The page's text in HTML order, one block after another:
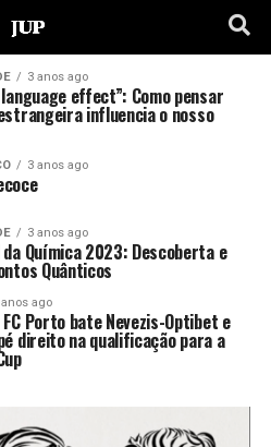
3 anos ago
effect”: Como pensar
influencia o nosso
3 anos ago
3 anos ago
da Química 2023: Descoberta e
Quânticos
anos ago
Porto bate Nevezis-Optibet e
direito na qualificação para a